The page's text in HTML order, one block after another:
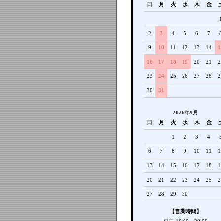
日
月 火 水 木 金
1
2 3 4 5 6 7 8
9 10 11 12 13 14
16 17 18 19 20 21
23 24 25 26 27 28
30 31
2026年9月
日
月 火 水 木 金
1 2 3 4 5
6 7 8 9 10 11
13 14 15 16 17 18
20 21 22 23 24 25
27 28 29 30
【営業時間】